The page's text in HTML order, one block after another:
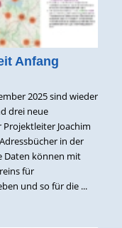
Anfang
2025 sind wieder
drei neue
Joachim
in der
Daten können mit
für
und so für die ...